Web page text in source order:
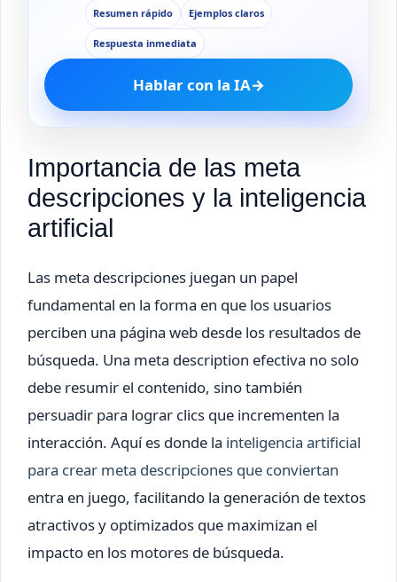
Resumen rápido Ejemplos claros
Respuesta inmediata
Hablar con la IA→
Importancia de las meta
descripciones y la inteligencia
artificial
Las meta descripciones juegan un papel
fundamental en la forma en que los usuarios
perciben una página web desde los resultados de
búsqueda. Una meta description efectiva no solo
debe resumir el contenido, sino también
persuadir para lograr clics que incrementen la
interacción. Aquí es donde la inteligencia artificial
para crear meta descripciones que conviertan
entra en juego, facilitando la generación de textos
atractivos y optimizados que maximizan el
impacto en los motores de búsqueda.